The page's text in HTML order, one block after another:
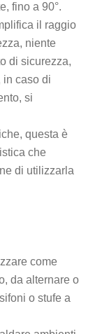
fino a 90°.
il raggio
niente
di sicurezza,
in caso di
si
questa è
che
di utilizzarla
come
da alternare o
o stufe a